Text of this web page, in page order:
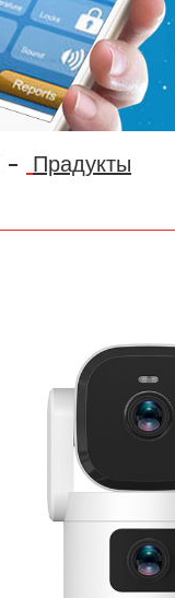
Прадукты